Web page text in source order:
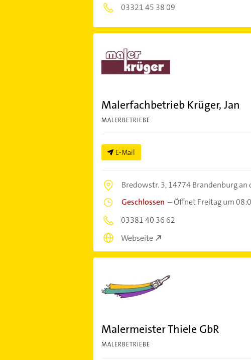
03321 45 38 09
Malerfachbetrieb Krüger, Jan
MALERBETRIEBE
E-Mail
Bredowstr. 3,14774 Brandenburg an
Geschlossen –Öffnet Freitag um
03381 40 36 62
Webseite
Malermeister Thiele GbR
MALERBETRIEBE